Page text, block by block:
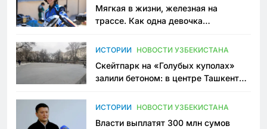
Мягкая в жизни, железная на
трассе. Как одна девочка
Узбекистане
ИСТОРИИ НОВОСТИ УЗБЕКИСТАНА
Скейтпарк на «Голубых куполах»
залили бетоном: в центре Ташкента
пространство
ИСТОРИИ НОВОСТИ УЗБЕКИСТАНА
Власти выплатят 300 млн сумов